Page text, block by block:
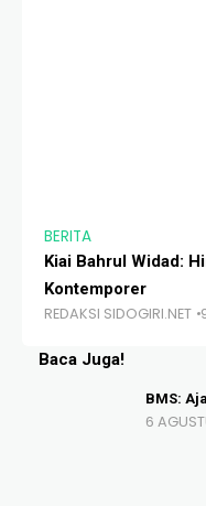
BERITA
Kiai Bahrul Widad:
Kontemporer
REDAKSI SIDOGIRI.NET
Baca Juga!
BMS:
6